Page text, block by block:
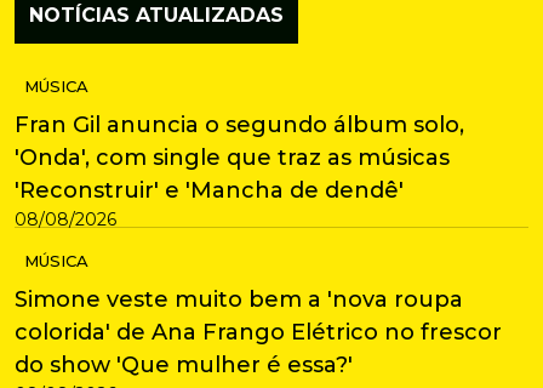
NOTÍCIAS ATUALIZADAS
MÚSICA
Fran Gil anuncia o segundo álbum solo,
'Onda', com single que traz as músicas
'Reconstruir' e 'Mancha de dendê'
08/08/2026
MÚSICA
Simone veste muito bem a 'nova roupa
colorida' de Ana Frango Elétrico no frescor
do show 'Que mulher é essa?'